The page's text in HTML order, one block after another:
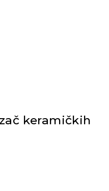
keramičkih